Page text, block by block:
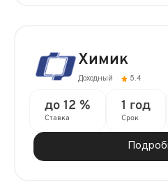
Химик
Доходный 5.4
до 12 %
Ставка
1 год
Срок